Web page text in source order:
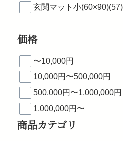
玄関マット小(60×90)(57)
価格
〜10,000円
10,000円〜500,000円
500,000円〜1,000,000円
1,000,000円〜
商品カテゴリ